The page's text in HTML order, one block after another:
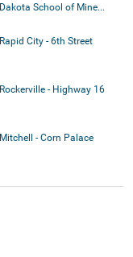
Dakota School of Mine...
Rapid City - 6th Street
Rockerville - Highway 16
Mitchell - Corn Palace